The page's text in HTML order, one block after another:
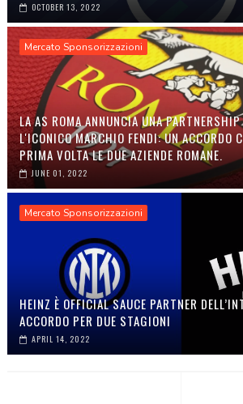
OCTOBER 13, 2022
Mercato Sponsorizzazioni
LA AS ROMA ANNUNCIA UNA
L'ICONICO MARCHIO FENDI: UN ACCORDO
PRIMA VOLTA LE DUE AZIENDE ROMANE.
JUNE 01, 2022
Mercato Sponsorizzazioni
HEINZ È OFFICIAL SAUCE PARTNER
ACCORDO PER DUE STAGIONI
APRIL 14, 2022